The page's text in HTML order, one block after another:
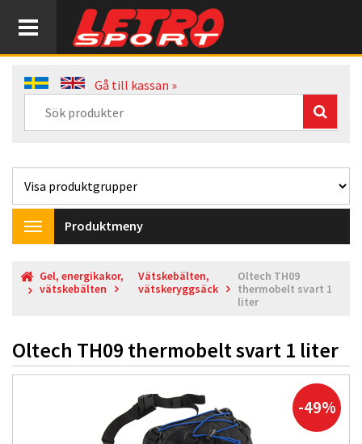
Gå till kassan »
Toggle
navigation
Produktmeny
Gel, energikakor,
vätskebälten
Vätskebälten,
vätskeryggsäck
Oltech TH09
thermobelt svart 1
liter
Oltech TH09 thermobelt svart 1 liter
-49%